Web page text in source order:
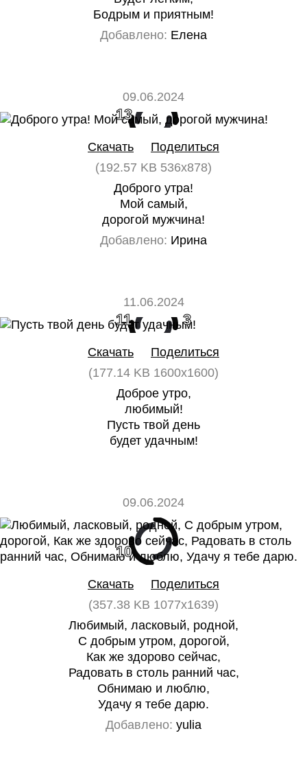
Бодрым и приятным!
Добавлено: Елена
09.06.2024
13 0
Скачать
Поделиться
(192.57 KB 536x878)
Доброго утра!
Мой самый,
дорогой мужчина!
Добавлено: Ирина
11.06.2024
11 3
Скачать
Поделиться
(177.14 KB 1600x1600)
Доброе утро,
любимый!
Пусть твой день
будет удачным!
09.06.2024
10 0
Скачать
Поделиться
(357.38 KB 1077x1639)
Любимый, ласковый, родной,
С добрым утром, дорогой,
Как же здорово сейчас,
Радовать в столь ранний час,
Обнимаю и люблю,
Удачу я тебе дарю.
Добавлено: yulia